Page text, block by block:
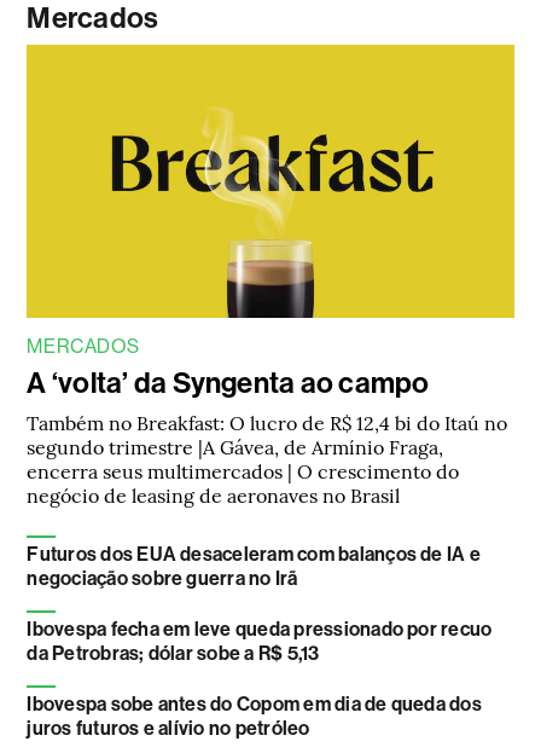
Mercados
MERCADOS
A ‘volta’ da Syngenta ao campo
Também no Breakfast: O lucro de R$ 12,4 bi do Itaú no
segundo trimestre |A Gávea, de Armínio Fraga,
encerra seus multimercados | O crescimento do
negócio de leasing de aeronaves no Brasil
Futuros dos EUA desaceleram com balanços de IA e
negociação sobre guerra no Irã
Ibovespa fecha em leve queda pressionado por recuo
da Petrobras; dólar sobe a R$ 5,13
Ibovespa sobe antes do Copom em dia de queda dos
juros futuros e alívio no petróleo